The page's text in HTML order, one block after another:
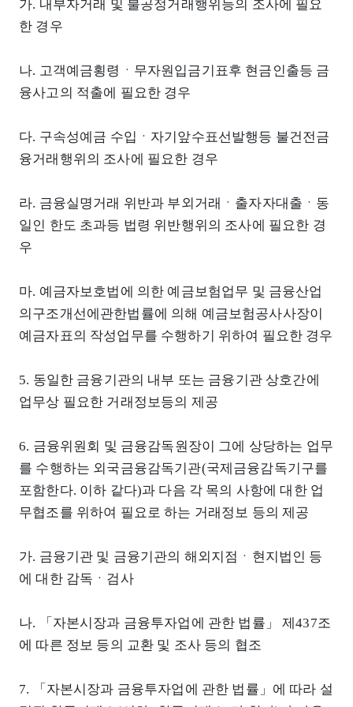
가. 내부자거래 및 불공정거래행위등의 조사에 필요
한 경우
나. 고객예금횡령ㆍ무자원입금기표후 현금인출등 금
융사고의 적출에 필요한 경우
다. 구속성예금 수입ㆍ자기앞수표선발행등 불건전금
융거래행위의 조사에 필요한 경우
라. 금융실명거래 위반과 부외거래ㆍ출자자대출ㆍ동
일인 한도 초과등 법령 위반행위의 조사에 필요한 경
우
마. 예금자보호법에 의한 예금보험업무 및 금융산업
의구조개선에관한법률에 의해 예금보험공사사장이
예금자표의 작성업무를 수행하기 위하여 필요한 경우
5. 동일한 금융기관의 내부 또는 금융기관 상호간에
업무상 필요한 거래정보등의 제공
6. 금융위원회 및 금융감독원장이 그에 상당하는 업무
를 수행하는 외국금융감독기관(국제금융감독기구를
포함한다. 이하 같다)과 다음 각 목의 사항에 대한 업
무협조를 위하여 필요로 하는 거래정보 등의 제공
가. 금융기관 및 금융기관의 해외지점ㆍ현지법인 등
에 대한 감독ㆍ검사
나. 「자본시장과 금융투자업에 관한 법률」 제437조
에 따른 정보 등의 교환 및 조사 등의 협조
7. 「자본시장과 금융투자업에 관한 법률」에 따라 설